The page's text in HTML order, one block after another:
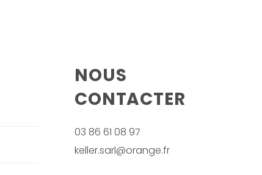
NOUS
CONTACTER
03 86 61 08 97
keller.sarl@orange.fr